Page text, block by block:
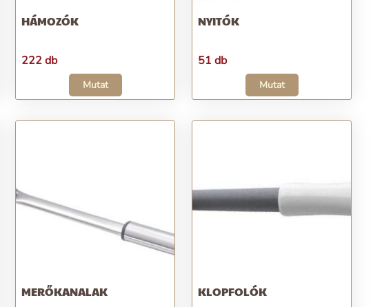
HÁMOZÓK
222 db
Mutat
NYITÓK
51 db
Mutat
MERŐKANALAK KLOPFOLÓK